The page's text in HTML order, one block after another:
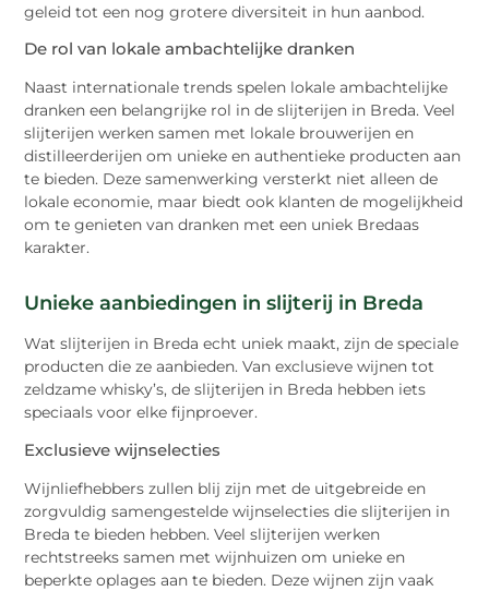
geleid tot een nog grotere diversiteit in hun aanbod.
De rol van lokale ambachtelijke dranken
Naast internationale trends spelen lokale ambachtelijke
dranken een belangrijke rol in de slijterijen in Breda. Veel
slijterijen werken samen met lokale brouwerijen en
distilleerderijen om unieke en authentieke producten aan
te bieden. Deze samenwerking versterkt niet alleen de
lokale economie, maar biedt ook klanten de mogelijkheid
om te genieten van dranken met een uniek Bredaas
karakter.
Unieke aanbiedingen in slijterij in Breda
Wat slijterijen in Breda echt uniek maakt, zijn de speciale
producten die ze aanbieden. Van exclusieve wijnen tot
zeldzame whisky’s, de slijterijen in Breda hebben iets
speciaals voor elke fijnproever.
Exclusieve wijnselecties
Wijnliefhebbers zullen blij zijn met de uitgebreide en
zorgvuldig samengestelde wijnselecties die slijterijen in
Breda te bieden hebben. Veel slijterijen werken
rechtstreeks samen met wijnhuizen om unieke en
beperkte oplages aan te bieden. Deze wijnen zijn vaak